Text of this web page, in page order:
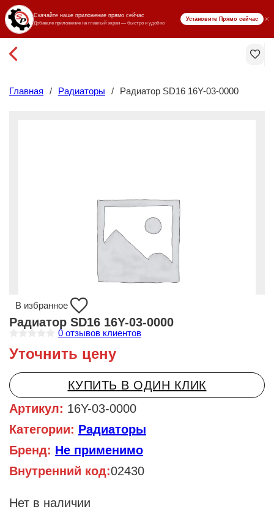
₸ KZT
Главная / Радиаторы / Радиатор SD16 16Y-03-0000
В избранное
Радиатор SD16 16Y-03-0000
ц
е
к
а
0
и
з
5
0 отзывов клиентов
Уточнить цену
КУПИТЬ В ОДИН КЛИК
Артикул: 16Y-03-0000
Категории: Радиаторы
Бренд: Не применимо
Внутренний код:02430
Нет в наличии